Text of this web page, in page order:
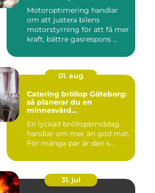
Motoroptimering handlar
om att justera bilens
motorstyrning för att få mer
kraft, bättre gasrespons ...
01. aug
Catering bröllop Göteborg:
så planerar du en
minnesvärd
En lyckad bröllopsmiddag
handlar om mer än god mat.
För många par är den s...
31. jul